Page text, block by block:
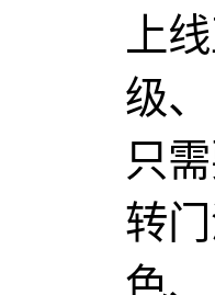
上
级、
只
转